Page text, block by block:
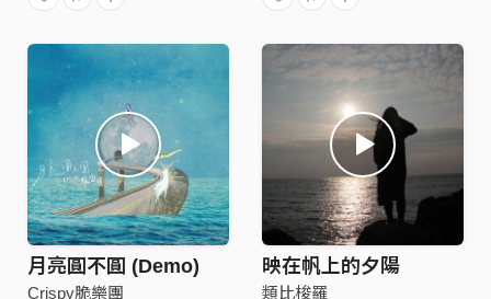
月亮圓不圓 (Demo)
Crispy脆樂團
映在帆上的夕陽
類比梭羅